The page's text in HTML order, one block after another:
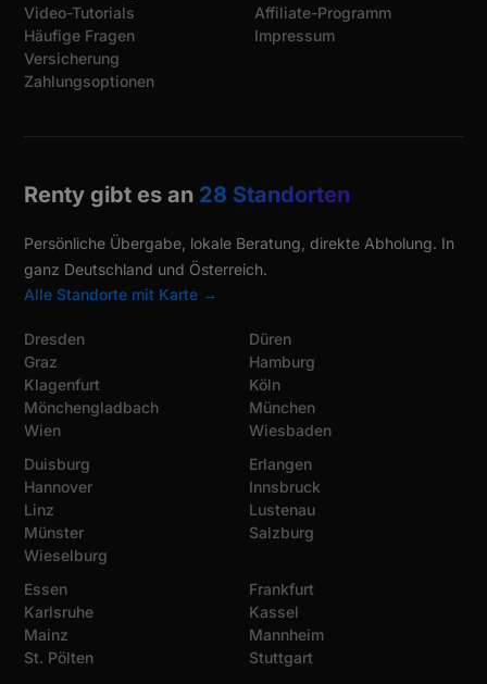
Video-Tutorials
Häufige Fragen
Versicherung
Zahlungsoptionen
Affiliate-Programm
Impressum
Renty gibt es an 28 Standorten
Persönliche Übergabe, lokale Beratung, direkte Abholung. In
ganz Deutschland und Österreich.
Alle Standorte mit Karte →
Dresden
Graz
Klagenfurt
Mönchengladbach
Wien
Düren
Hamburg
Köln
München
Wiesbaden
Duisburg
Hannover
Linz
Münster
Wieselburg
Erlangen
Innsbruck
Lustenau
Salzburg
Essen
Karlsruhe
Mainz
St. Pölten
Frankfurt
Kassel
Mannheim
Stuttgart